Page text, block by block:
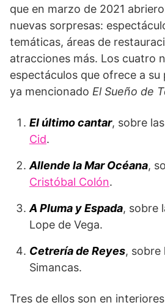
que en marzo de 2021
nuevas sorpresas:
temáticas, áreas de
atracciones más. Los cuatro
espectáculos que ofrece a
ya mencionado El Sueño de
El último cantar, sobre
Cid.
Allende la Mar Océana,
Cristóbal Colón.
A Pluma y Espada, sobre
Lope de Vega.
Cetrería de Reyes, sobre
Simancas.
Tres de ellos son en